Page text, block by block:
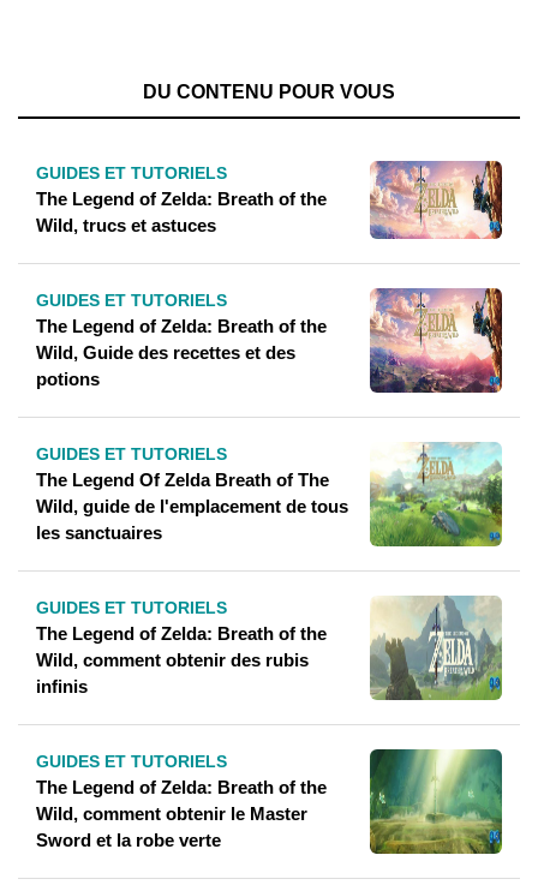
DU CONTENU POUR VOUS
GUIDES ET TUTORIELS
The Legend of Zelda: Breath of the
Wild, trucs et astuces
GUIDES ET TUTORIELS
The Legend of Zelda: Breath of the
Wild, Guide des recettes et des
potions
GUIDES ET TUTORIELS
The Legend Of Zelda Breath of The
Wild, guide de l'emplacement de tous
les sanctuaires
GUIDES ET TUTORIELS
The Legend of Zelda: Breath of the
Wild, comment obtenir des rubis
infinis
GUIDES ET TUTORIELS
The Legend of Zelda: Breath of the
Wild, comment obtenir le Master
Sword et la robe verte